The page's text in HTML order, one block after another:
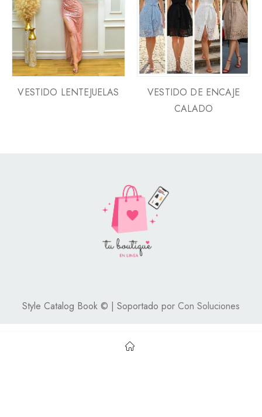
VESTIDO LENTEJUELAS
VESTIDO DE ENCAJE
CALADO
Style Catalog Book © | Soportado por Con Soluciones